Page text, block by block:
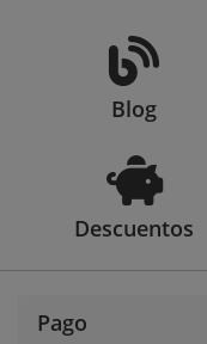
Blog
Descuentos
Pago